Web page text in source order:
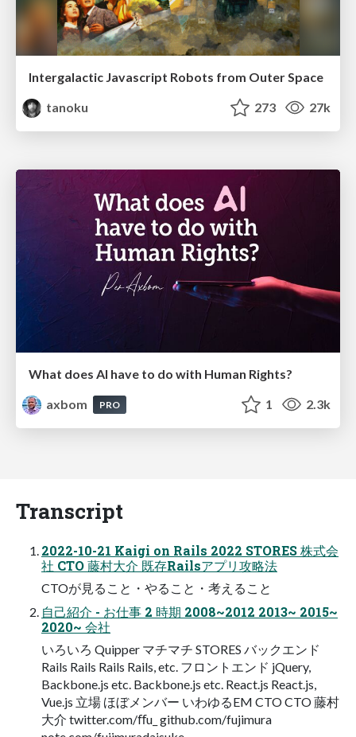
Intergalactic Javascript Robots from Outer Space
tanoku
273 27k
What does AI have to do with Human Rights?
axbom
PRO 1 2.3k
Transcript
2022-10-21 Kaigi on Rails 2022 STORES 株式会
社 CTO 藤村大介 既存Railsアプリ攻略法
CTOが見ること・やること・考えること
自己紹介 - お仕事 2 時期 2008~2012 2013~ 2015~
2020~ 会社
いろいろ Quipper マチマチ STORES バックエンド
Rails Rails Rails Rails, etc. フロントエンド jQuery,
Backbone.js etc. Backbone.js etc. React.js React.js,
Vue.js 立場 ほぼメンバー いわゆるEM CTO CTO 藤村
大介 twitter.com/ﬀu_ github.com/fujimura